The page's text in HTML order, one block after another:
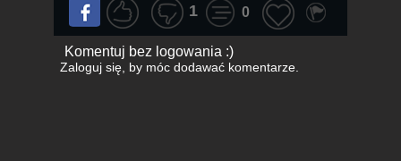
1 0
Komentuj bez logowania :)
Zaloguj się, by móc dodawać komentarze.